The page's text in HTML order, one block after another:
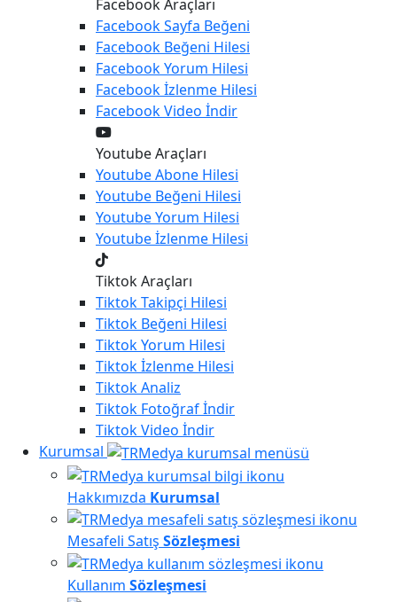
Facebook Araçları
FacebookSayfa Beğeni
Facebook Beğeni Hilesi
FacebookYorum Hilesi
Facebookİzlenme Hilesi
FacebookVideo İndir
Youtube Araçları
YoutubeAbone Hilesi
Youtube Beğeni Hilesi
YoutubeYorum Hilesi
Youtubeİzlenme Hilesi
Tiktok Araçları
TiktokTakipçi Hilesi
Tiktok Beğeni Hilesi
TiktokYorum Hilesi
Tiktokİzlenme Hilesi
TiktokAnaliz
Tiktok Fotoğraf İndir
TiktokVideo İndir
Kurumsal
Hakkımızda Kurumsal
Mesafeli Satış Sözleşmesi
Kullanım Sözleşmesi